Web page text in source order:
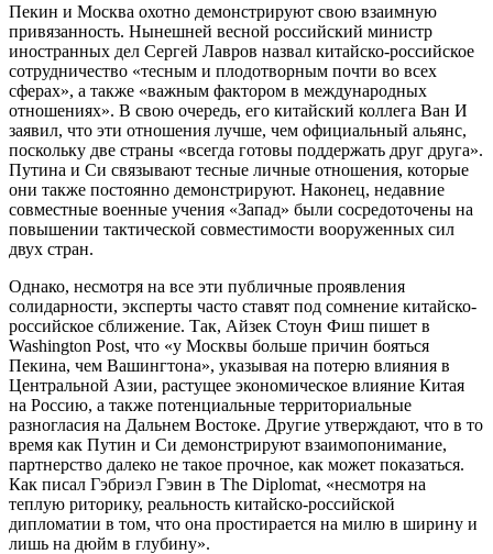
Пекин и Москва охотно демонстрируют свою взаимную
привязанность. Нынешней весной российский министр
иностранных дел Сергей Лавров назвал китайско-российское
сотрудничество «тесным и плодотворным почти во всех
сферах», а также «важным фактором в международных
отношениях». В свою очередь, его китайский коллега Ван И
заявил, что эти отношения лучше, чем официальный альянс,
поскольку две страны «всегда готовы поддержать друг друга».
Путина и Си связывают тесные личные отношения, которые
они также постоянно демонстрируют. Наконец, недавние
совместные военные учения «Запад» были сосредоточены на
повышении тактической совместимости вооруженных сил
двух стран.
Однако, несмотря на все эти публичные проявления
солидарности, эксперты часто ставят под сомнение китайско-
российское сближение. Так, Айзек Стоун Фиш пишет в
Washington Post, что «у Москвы больше причин бояться
Пекина, чем Вашингтона», указывая на потерю влияния в
Центральной Азии, растущее экономическое влияние Китая
на Россию, а также потенциальные территориальные
разногласия на Дальнем Востоке. Другие утверждают, что в то
время как Путин и Си демонстрируют взаимопонимание,
партнерство далеко не такое прочное, как может показаться.
Как писал Гэбриэл Гэвин в The Diplomat, «несмотря на
теплую риторику, реальность китайско-российской
дипломатии в том, что она простирается на милю в ширину и
лишь на дюйм в глубину».